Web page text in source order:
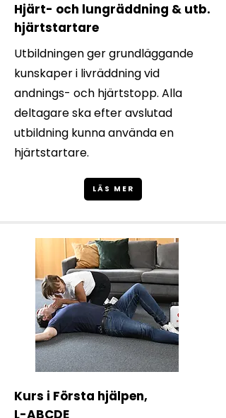
Hjärt- och lungräddning & utb.
hjärtstartare
Utbildningen ger grundläggande
kunskaper i livräddning vid
andnings- och hjärtstopp. Alla
deltagare ska efter avslutad
utbildning kunna använda en
hjärtstartare.
LÄS MER
Kurs i Första hjälpen,
L-ABCDE